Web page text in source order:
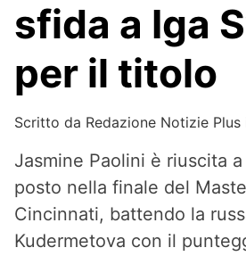
sfida a Iga
per il titolo
Scritto da Redazione Notizie Plus
Jasmine Paolini è riuscita
posto nella finale del
Cincinnati, battendo la
Kudermetova con il